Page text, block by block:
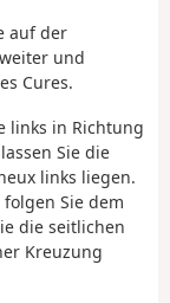
auf der
und
Cures.
links in Richtung
Sie die
links liegen.
Sie dem
die seitlichen
Kreuzung